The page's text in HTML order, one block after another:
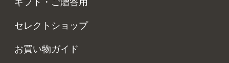
ギフト・ご贈答用
セレクトショップ
お買い物ガイド